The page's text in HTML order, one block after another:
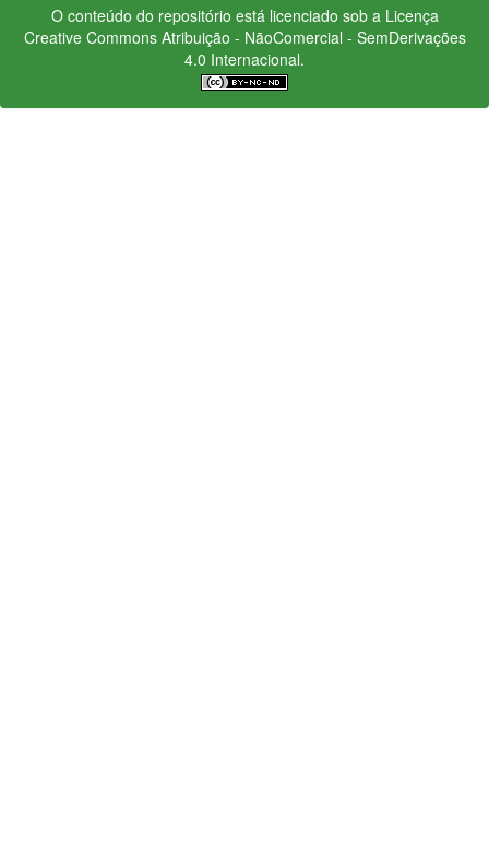
O conteúdo do repositório está licenciado sob a Licença
Creative CommonsAtribuição - NãoComercial - SemDerivações
4.0 Internacional.